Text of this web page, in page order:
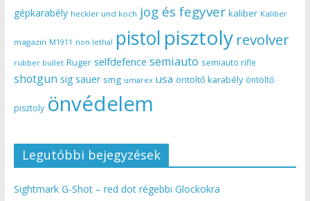
gépkarabély heckler und koch jog és fegyver kaliber Kaliber
magazin M1911 non lethal pistol pisztoly revolver
rubber bullet Ruger selfdefence semiauto semiauto rifle
shotgun sig sauer smg umarex usa öntöltő karabély öntöltő
pisztoly önvédelem
Legutóbbi bejegyzések
Sightmark G-Shot – red dot régebbi Glockokra